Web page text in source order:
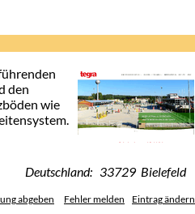
den
wie
Deutschland: 33729 Bielefeld
abgeben Fehler melden Eintrag ändern